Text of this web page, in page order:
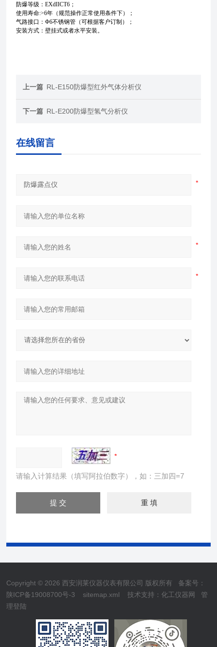
防爆等级：EXdIICT6；
使用寿命:>6年（规范操作正常使用条件下）；
气路接口：Φ6不锈钢管（可根据客户订制）；
安装方式：壁挂式或者水平安装。
上一篇 RL-E150防爆型红外气体分析仪
下一篇 RL-E200防爆型氢气分析仪
在线留言
请输入计算结果（填写阿拉伯数字），如：三加四=7
Copyright © 2026 西安润莱仪器仪表有限公司 版权所有 备案号：
陕ICP备19008700号-3
sitemap.xml 技术支持：化工仪器网
管
理登陆